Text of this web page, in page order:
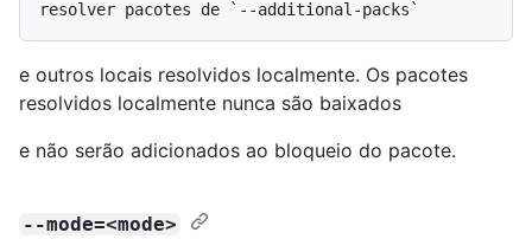
e outros locais resolvidos localmente. Os pacotes
resolvidos localmente nunca são baixados
e não serão adicionados ao bloqueio do pacote.
--mode=<mode>